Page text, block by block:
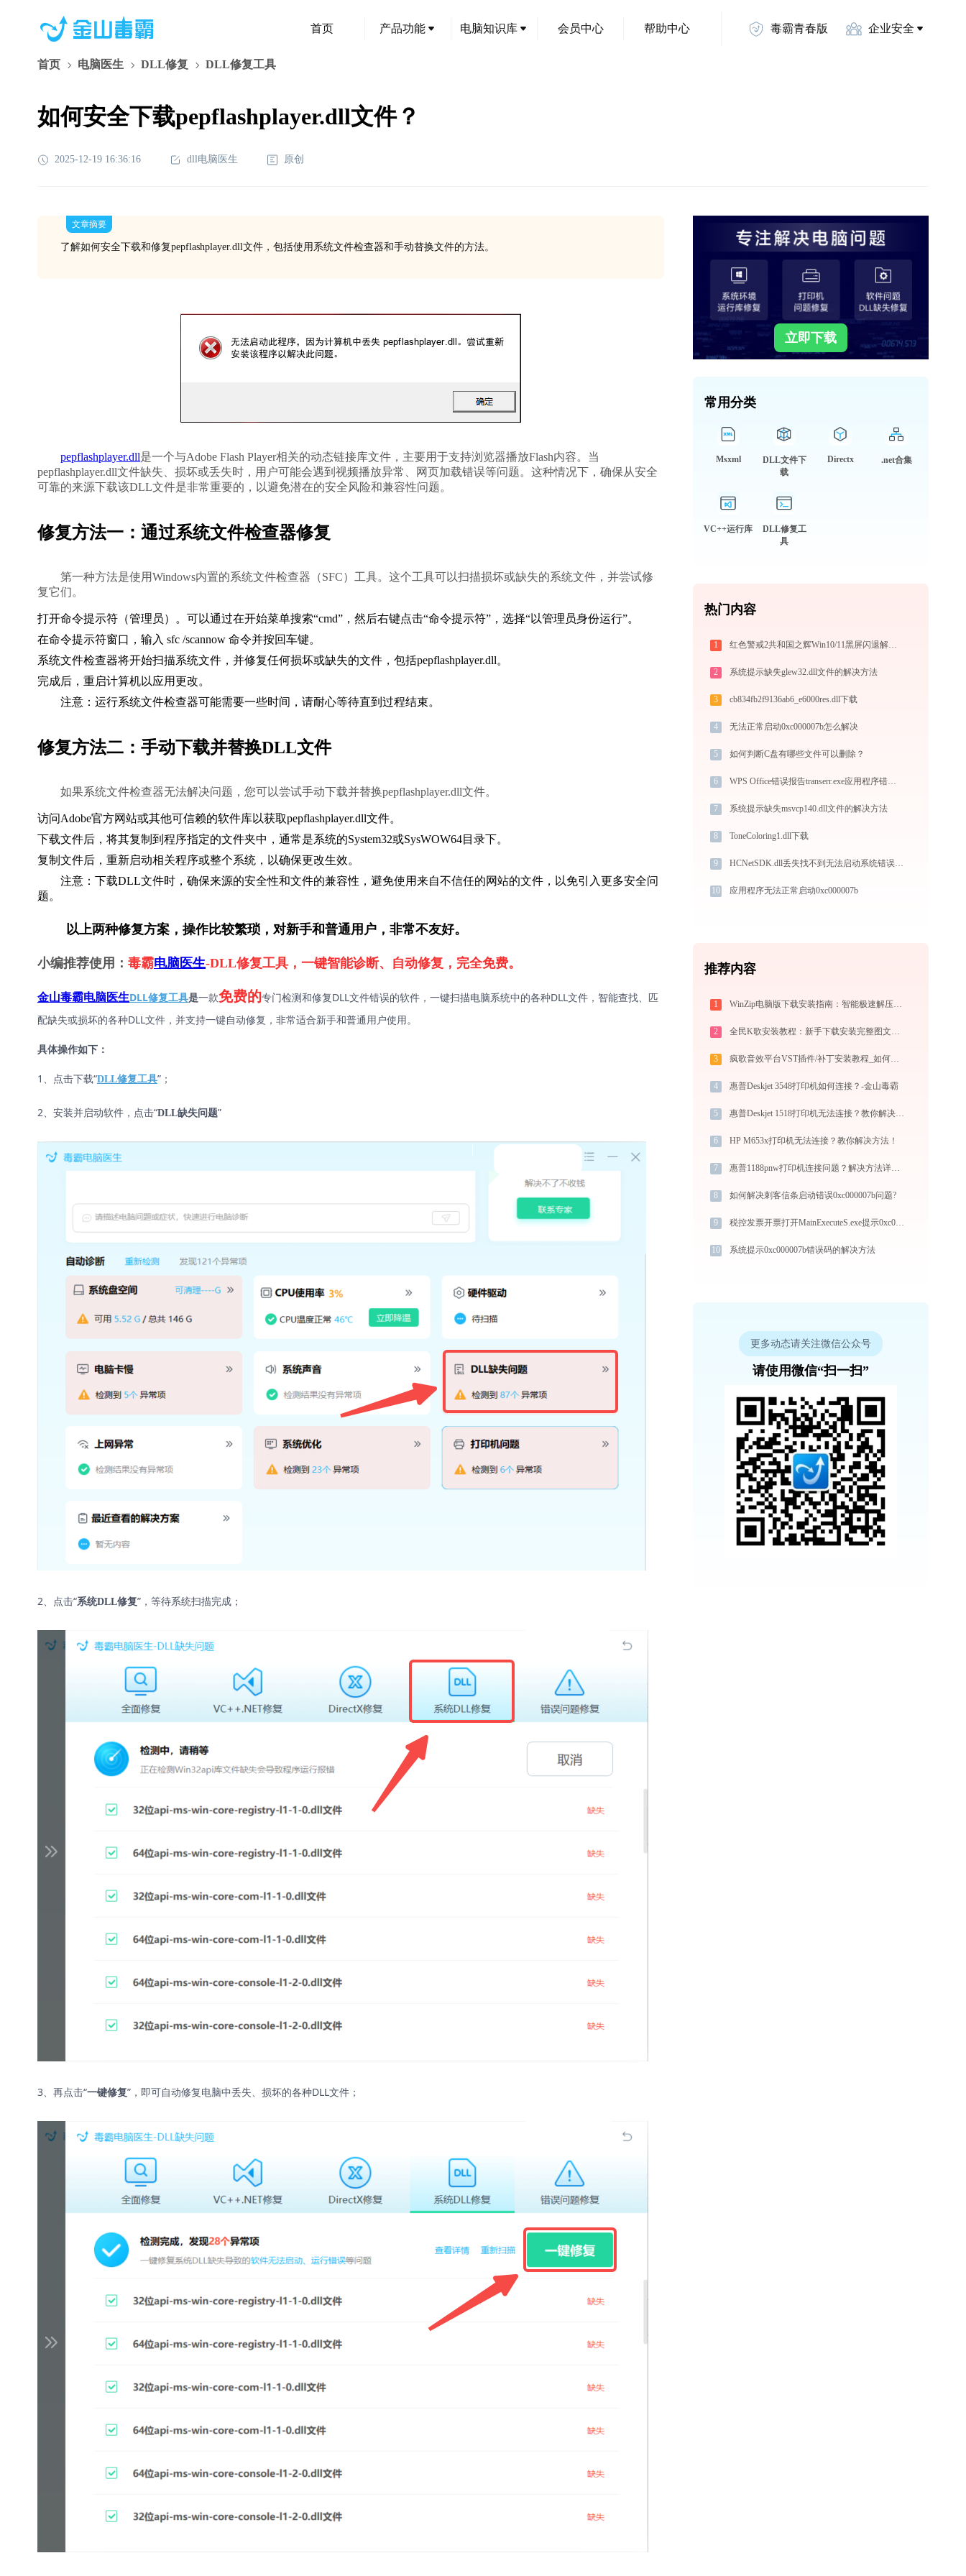
首页 产品功能 电脑知识库 会员中心 帮助中心 毒霸青春版 企业安全
首页 电脑医生 DLL修复 DLL修复工具
如何安全下载pepflashplayer.dll文件？
2025-12-19 16:36:16 dll电脑医生 原创
文章摘要
了解如何安全下载和修复pepflashplayer.dll文件，包括使用系统文件检查器和手动替换文件的方法。
pepflashplayer.dll是一个与Adobe Flash Player相关的动态链接库文件，主要用于支持浏览器播放Flash内容。当
pepflashplayer.dll文件缺失、损坏或丢失时，用户可能会遇到视频播放异常、网页加载错误等问题。这种情况下，确保从安全
可靠的来源下载该DLL文件是非常重要的，以避免潜在的安全风险和兼容性问题。
修复方法一：通过系统文件检查器修复
复它们。
打开命令提示符（管理员）。可以通过在开始菜单搜索“cmd”，然后右键点击“命令提示符”，选择“以管理员身份运行”。
在命令提示符窗口，输入 sfc /scannow 命令并按回车键。
系统文件检查器将开始扫描系统文件，并修复任何损坏或缺失的文件，包括pepflashplayer.dll。
完成后，重启计算机以应用更改。
        注意：运行系统文件检查器可能需要一些时间，请耐心等待直到过程结束。
修复方法二：手动下载并替换DLL文件
        如果系统文件检查器无法解决问题，您可以尝试手动下载并替换pepflashplayer.dll文件。
访问Adobe官方网站或其他可信赖的软件库以获取pepflashplayer.dll文件。
下载文件后，将其复制到程序指定的文件夹中，通常是系统的System32或SysWOW64目录下。
复制文件后，重新启动相关程序或整个系统，以确保更改生效。
题。
以上两种修复方案，操作比较繁琐，对新手和普通用户，非常不友好。
小编推荐使用： 毒霸电脑医生-DLL修复工具，一键智能诊断、自动修复，完全免费。
金山毒霸电脑医生DLL修复工具是一款免费的专门检测和修复DLL文件错误的软件，一键扫描电脑系统中的各种DLL文件，智能查找、匹
配缺失或损坏的各种DLL文件，并支持一键自动修复，非常适合新手和普通用户使用。
具体操作如下：
1、点击下载“DLL修复工具”；
2、安装并启动软件，点击“DLL缺失问题”
2、点击“系统DLL修复”，等待系统扫描完成；
3、再点击“一键修复”，即可自动修复电脑中丢失、损坏的各种DLL文件；
立即下载
常用分类
Msxml
DLL文件下
载
Directx .net合集
VC++运行库
DLL修复工
具
热门内容
1 红色警戒2共和国之辉Win10/11黑屏闪退解决方案 - 兼容性修复教程
2 系统提示缺失glew32.dll文件的解决方法
3 cb834fb2f9136ab6_e6000res.dll下载
4 无法正常启动0xc000007b怎么解决
5 如何判断C盘有哪些文件可以删除？
6 WPS Office错误报告transerr.exe应用程序错误0xc000000d解决方法
7 系统提示缺失msvcp140.dll文件的解决方法
8 ToneColoring1.dll下载
9 HCNetSDK.dll丢失找不到无法启动系统错误修复 - AI智能助手解决方案
10 应用程序无法正常启动0xc000007b
推荐内容
1 WinZip电脑版下载安装指南：智能极速解压缩与文件加密安全管控专家
2 全民K歌安装教程：新手下载安装完整图文步骤
3 疯歌音效平台VST插件/补丁安装教程_如何加载插件效果包
4 惠普Deskjet 3548打印机如何连接？-金山毒霸
5 惠普Deskjet 1518打印机无法连接？教你解决方法 - 金山毒霸
6 HP M653x打印机无法连接？教你解决方法！
7 惠普1188pnw打印机连接问题？解决方法详解 - 金山毒霸
8 如何解决刺客信条启动错误0xc000007b问题?
9 税控发票开票打开MainExecuteS.exe提示0xc000000d错误码怎么办
10 系统提示0xc000007b错误码的解决方法
更多动态请关注微信公众号
请使用微信“扫一扫”